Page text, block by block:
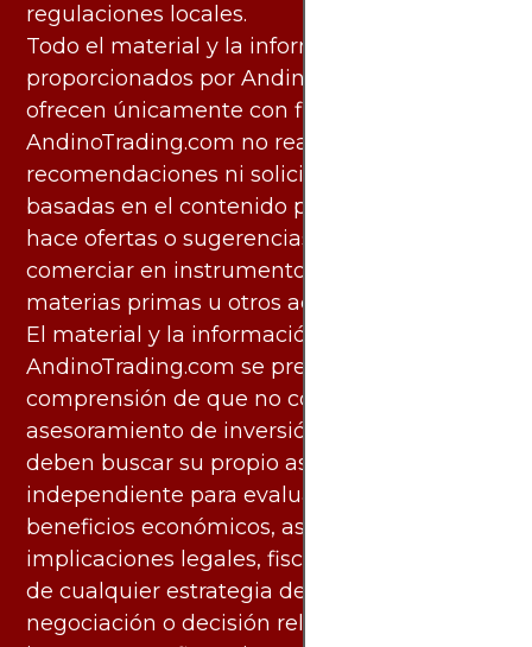
regulaciones locales.
Todo el material y la información
proporcionados por AndinoTrading.com se
ofrecen únicamente con fines informativos.
AndinoTrading.com no realiza
recomendaciones ni solicita acciones
basadas en el contenido proporcionado, ni
hace ofertas o sugerencias para invertir o
comerciar en instrumentos financieros,
materias primas u otros activos.
El material y la información disponibles en
AndinoTrading.com se presentan con la
comprensión de que no constituyen
asesoramiento de inversión. Los usuarios
deben buscar su propio asesoramiento
independiente para evaluar los riesgos y
beneficios económicos, así como las
implicaciones legales, fiscales y contables
de cualquier estrategia de inversión,
negociación o decisión relacionada con